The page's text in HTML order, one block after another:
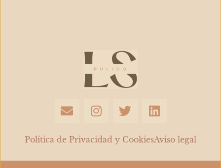
E
n
e
I
n
t
T
w
t
L
i
k
Política de Privacidad y CookiesAviso legal